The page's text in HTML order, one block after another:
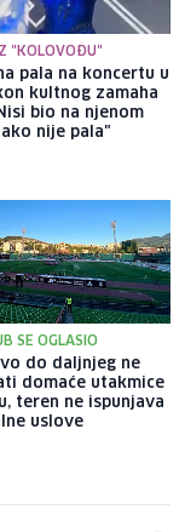
"KOLOVOĐU"
pala na koncertu u
kultnog zamaha
bio na njenom
nije pala"
SE OGLASIO
do daljnjeg ne
domaće utakmice
teren ne ispunjava
uslove